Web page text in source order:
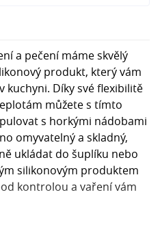
a pečení máme skvělý
produkt, který vám
kuchyni. Díky své flexibilitě
můžete s tímto
s horkými nádobami
omyvatelný a skladný,
ukládat do šuplíku nebo
silikonovým produktem
kontrolou a vaření vám